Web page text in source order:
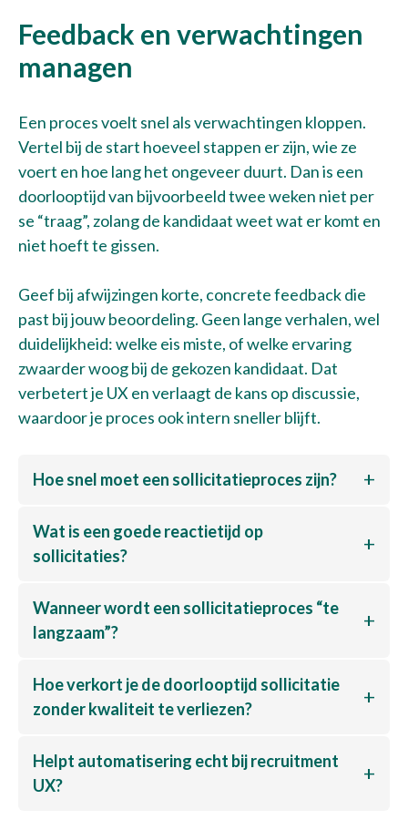
Feedback en verwachtingen
managen
Een proces voelt snel als verwachtingen kloppen.
Vertel bij de start hoeveel stappen er zijn, wie ze
voert en hoe lang het ongeveer duurt. Dan is een
doorlooptijd van bijvoorbeeld twee weken niet per
se “traag”, zolang de kandidaat weet wat er komt en
niet hoeft te gissen.
Geef bij afwijzingen korte, concrete feedback die
past bij jouw beoordeling. Geen lange verhalen, wel
duidelijkheid: welke eis miste, of welke ervaring
zwaarder woog bij de gekozen kandidaat. Dat
verbetert je UX en verlaagt de kans op discussie,
waardoor je proces ook intern sneller blijft.
Hoe snel moet een sollicitatieproces zijn?
Wat is een goede reactietijd op
sollicitaties?
Wanneer wordt een sollicitatieproces “te
langzaam”?
Hoe verkort je de doorlooptijd sollicitatie
zonder kwaliteit te verliezen?
Helpt automatisering echt bij recruitment
UX?